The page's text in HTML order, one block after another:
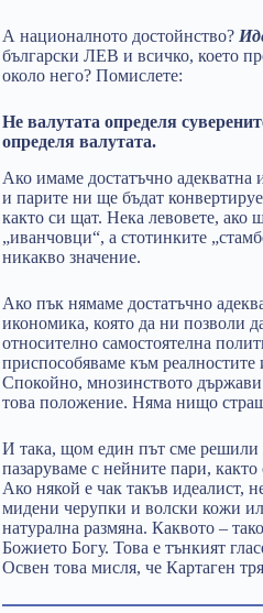
А националното достойнство?
български ЛЕВ и всичко, което
около него? Помислете:
Не валутата определя
определя валутата.
Ако имаме достатъчно
и парите ни ще бъдат
както си щат. Нека левовете, ако
„иванчовци“, а стотинките
никакво значение.
Ако пък нямаме достатъчно
икономика, която да ни позволи
относително самостоятелна
приспособяваме към
Спокойно, мнозинството държави
това положение. Няма нищо
И така, щом един път сме решили
пазаруваме с нейните пари,
Ако някой е чак такъв идеалист,
мидени черупки и волски кожи
натурална размяна. Каквото –
Божието Богу. Това е тънкият
Освен това мисля, че Картаген